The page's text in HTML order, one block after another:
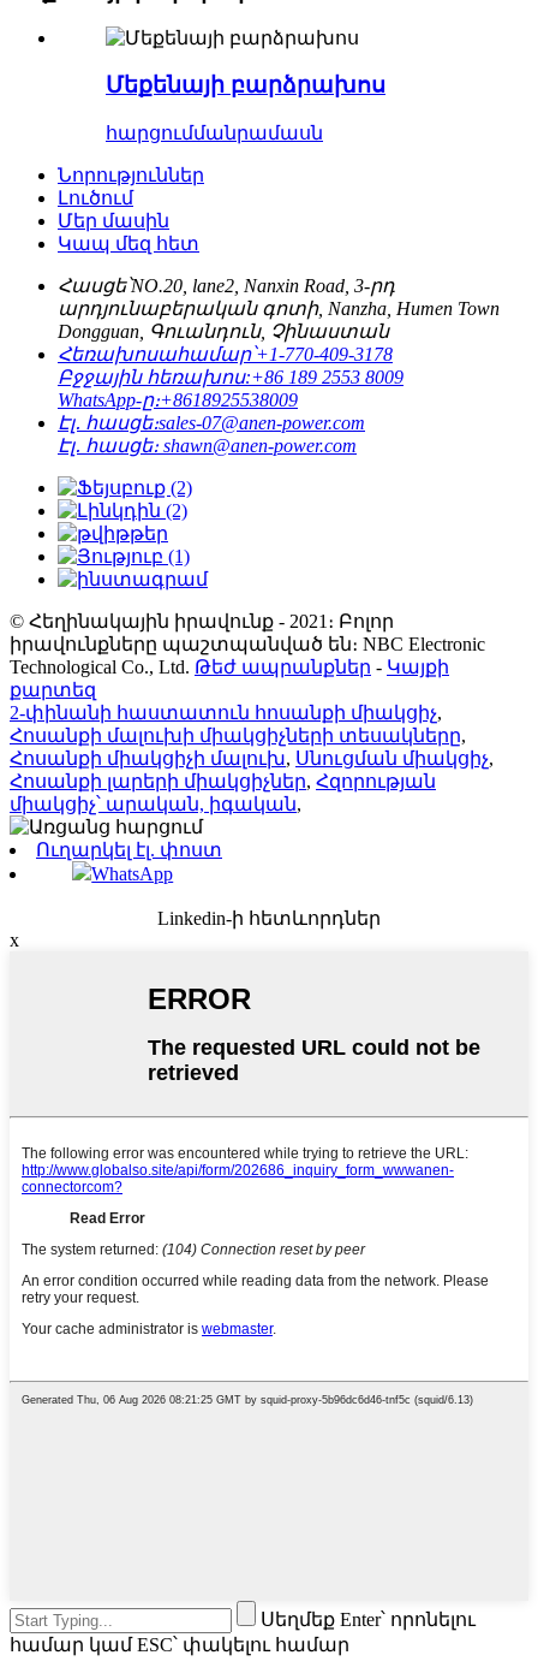
Մեքենայի բարձրախոս
հարցումմանրամասն
Նորություններ
Լուծում
Մեր մասին
Կապ մեզ հետ
Հասցե՝NO.20, lane2, Nanxin Road, 3-րդ
արդյունաբերական գոտի, Nanzha, Humen Town
Dongguan, Գուանդուն, Չինաստան
Հեռախոսահամար՝+1-770-409-3178
Բջջային հեռախոս:+86 189 2553 8009
WhatsApp-ը։+8618925538009
Էլ․ հասցե։sales-07@anen-power.com
Էլ․ հասցե։ shawn@anen-power.com
© Հեղինակային իրավունք - 2021։ Բոլոր
իրավունքները պաշտպանված են։ NBC Electronic
Technological Co., Ltd. Թեժ ապրանքներ - Կայքի
քարտեզ
2-փինանի հաստատուն հոսանքի միակցիչ,
Հոսանքի մալուխի միակցիչների տեսակները,
Հոսանքի միակցիչի մալուխ, Սնուցման միակցիչ,
Հոսանքի լարերի միակցիչներ, Հզորության
միակցիչ՝ արական, իգական,
Ուղարկել էլ. փոստ
WhatsApp
Linkedin-ի հետևորդներ
x
Սեղմեք Enter՝ որոնելու
համար կամ ESC՝ փակելու համար